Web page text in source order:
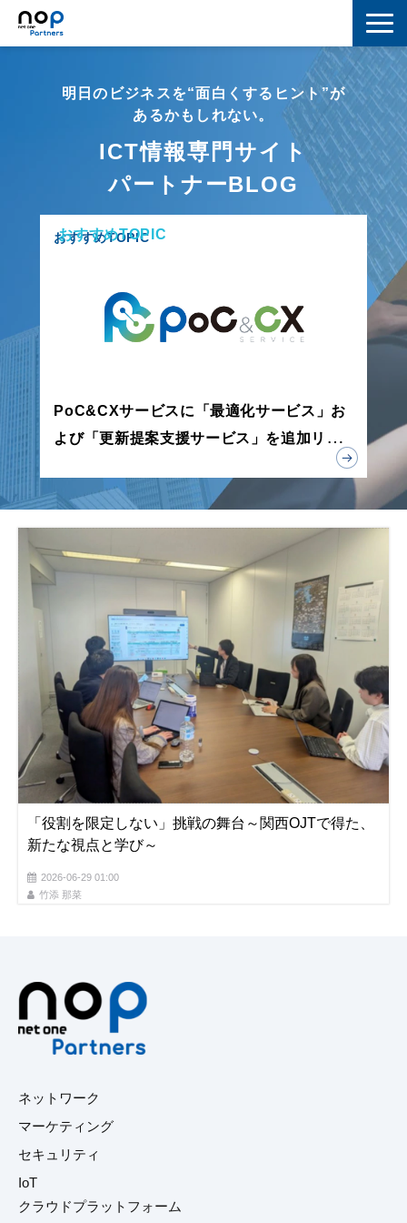
マーケティング
セキュリティ
コラボレーション
IT用語解説
明日のビジネスを“面白くするヒント”が
あるかもしれない。
ICT情報専門サイト
パートナーBLOG
おすすめTOPIC
PoC&CXサービスに「最適化サービス」お
よび「更新提案支援サービス」を追加リリ
おすすめTOPIC
「役割を限定しない」挑戦の舞台～関西OJTで得た、
新たな視点と学び～
2026-06-29 01:00
竹添 那菜
ネットワーク
マーケティング
セキュリティ
IoT
クラウドプラットフォーム